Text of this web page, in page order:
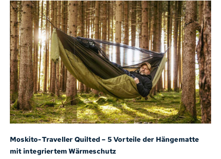
Moskito-Traveller Quilted – 5 Vorteile der Hängematte
mit integriertem Wärmeschutz